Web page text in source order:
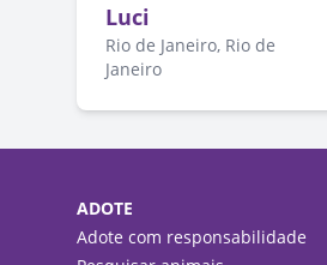
Luci
Rio de Janeiro, Rio de
Janeiro
ADOTE
Adote com responsabilidade